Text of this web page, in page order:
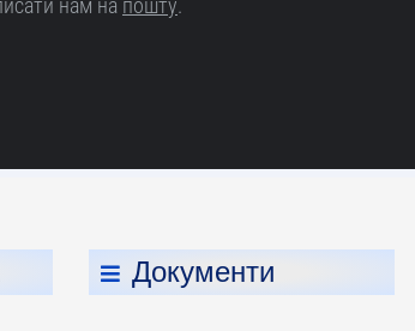
Документи